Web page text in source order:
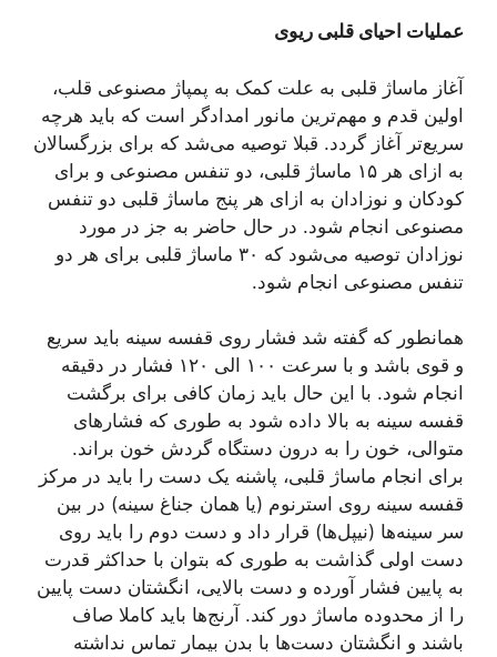
عملیات احیای قلبی ریوی
آغاز ماساژ قلبی به علت کمک به پمپاژ مصنوعی قلب،
اولین قدم و مهم‌ترین مانور امدادگر است که باید هرچه
سریع‌تر آغاز گردد. قبلا توصیه می‌شد که برای بزرگسالان
به ازای هر ۱۵ ماساژ قلبی، دو تنفس مصنوعی و برای
کودکان و نوزادان به ازای هر پنج ماساژ قلبی دو تنفس
مصنوعی انجام شود. در حال حاضر به جز در مورد
نوزادان توصیه می‌شود که ۳۰ ماساژ قلبی برای هر دو
تنفس مصنوعی انجام شود.
همانطور که گفته شد فشار روی قفسه سینه باید سریع
و قوی باشد و با سرعت ۱۰۰ الی ۱۲۰ فشار در دقیقه
انجام شود. با این حال باید زمان کافی برای برگشت
قفسه سینه به بالا داده شود به‌ طوری‌ که فشارهای
متوالی، خون را به درون دستگاه گردش خون براند.
برای انجام ماساژ قلبی، پاشنه یک دست را باید در مرکز
قفسه سینه روی استرنوم (یا همان جناغ سینه) در بین
سر سینه‌ها (نیپل‌ها) قرار داد و دست دوم را باید روی
دست اولی گذاشت به‌ طوری‌ که بتوان با حداکثر قدرت
به پایین فشار آورده و دست بالایی، انگشتان دست پایین
را از محدوده ماساژ دور کند. آرنج‌ها باید کاملا صاف
باشند و انگشتان دست‌ها با بدن بیمار تماس نداشته